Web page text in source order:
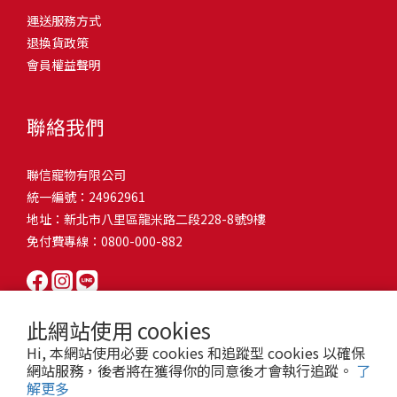
此網站使用 cookies
Hi, 本網站使用必要 cookies 和追蹤型 cookies 以確保
網站服務，後者將在獲得你的同意後才會執行追蹤。 了
解更多
和獨立能力。 幼犬訓練常見問題Q1: 幾個月大的幼犬最適合開始訓
練？A: 訓練可從幼犬到家首日開始（約8-10週大）。3-16週是社會
化黃金期，每次訓練控制在5-10分鐘內。Q2: 幼犬如廁訓練需要多久
屬啃咬玩具作替代品，發現不當啃咬時堅定說「不」，並引導至適
尿尿？A: 建立固定如廁時間表，成功時立即獎勵。限制活動範圍並
密切監督。意外發生時不責罵，使用專用除臭劑徹底清理。Q5: 幼犬
一直吠叫怎麼辦？A: 找出原因（尋求注意力、警戒、焦慮）。訓練
「安靜」指令，停止吠叫時獎勵。避免對吠叫作出反應，確保充分
向獎勵比懲罰更有效且健康。懲罰可能導致恐懼或攻擊行為，破壞
狗狗怎麼辦？A: 循序漸進社交化，從友善成犬開始。不強迫互動，
正面經驗後給予獎勵。考慮參加專業幼犬社交課程。Q8: 幼犬分離焦
慮要如何處理？A: 練習短暫分離，逐漸延長。離開和返家時保持低
調。提供能分散注意力的玩具，建立可預測的離家儀式。每隻幼犬
熱，水分流失快，腸道可能變得敏感，導致糞便變軟或拉稀。如果
換季時沒有適當調整環境，貓咪的腸胃就可能跟著「鬧脾氣」。冬
天注意保暖，提供暖墊、厚毯，避免冷風直吹。夏天補充水分，可
像是開冷氣又突然關掉，容易讓貓咪腸胃受影響。重點提醒：換季
時，記得關心貓咪的腸胃狀況，適當調整環境，幫助毛孩適應！ 貓
有血絲、異味特別重，那就要小心可能是 寄生蟲感染（如蛔蟲、鈎
蟲、球蟲）或腸胃炎、腸道疾病。這類情況會影響營養吸收，長期
下來甚至可能造成貓咪消瘦、免疫力下降。定期驅蟲（幼貓建議每
月一次，成貓每 3~6 個月一次）。觀察貓咪精神狀態，如果還伴隨
嘔吐、食慾下降，務必儘早就醫。重點提醒：如果貓咪拉肚子超過 2
天，或糞便異常，應立即帶去獸醫院檢查！ 貓咪拉肚子原因5. 情緒
壓力影響腸胃壓力不只影響人類，也會影響貓咪的腸胃！過度緊
張、焦慮、驚嚇（如煙火聲、大聲喧嘩），都可能讓貓咪拉肚子。
尤其是個性敏感的貓咪，對變化的適應力比較低，壓力一大，腸胃
就先「罷工」。減少壓力來源，盡量讓貓咪的作息固定。給貓咪陪
活中輕鬆改善看到滿屋子的貓毛是不是很抓狂？別擔心！其實只要
透過一些簡單的日常照護方式，就能有效減少貓咪掉毛情況。從梳
毛、洗澡到增加互動和營養調整，這些小撇步不僅能幫助貓咪維持
行動吧！ 預防貓掉毛方法1：勤勞梳毛養貓必備神器就是各種梳子
啦！勤勞梳毛是最直接有效的掉毛控制方法。定期梳理可以幫貓咪
髮打結和皮膚問題。建議週期：短毛貓每週梳1-2次，長毛貓則建議
2-3天梳一次。挑選合適的梳具也很重要，可以準備橡膠刷、鬃毛刷
或專用脫毛梳，依照毛質選擇。記得將梳毛變成愉快的日常儀式，
不僅能增加你們的互動時間，也讓貓咪享受被梳理的舒適感！預防
貓掉毛方法2：定期洗澡「貓咪會自己清潔，不需要洗澡」這個想法
其實不完全正確哦！適當的洗澡能幫助貓咪清除死毛和皮屑，減少
澡頻率不宜過高，一般室內貓咪1-3個月洗一次就足夠，過度洗澡反
而會造成皮膚乾燥。選擇專為貓咪設計的溫和洗毛精，洗後一定要
完全吹乾，避免濕毛造成皮膚問題。如果貓咪特別害怕洗澡，可以
的紙箱。建議一開始可以購買單價較低的入門款，觀察一下貓咪的
使用狀況，再考慮購買「豪宅」！ 項目費用用品貓碗$300貓窩
$500貓跳台$1,500貓砂盆$500貓抓板$300外出籠$1,000一次性養貓
咪是非常需要安全感的動物，可以準備一個專屬他的「寶座」，當
花費3：貓跳台貓咪雖然不需要外出進行放電，但在家中還是需要擺
放高度適合的貓跳台提供貓咪玩耍，貓跳台與貓窩相同，能給予貓
咪對於環境的安全感。一次性養貓用品相關花費4：貓砂盆貓咪排泄
用品，可選擇合適貓咪體型大小，不宜過小。一次性養貓用品相關
想，需要準備一個能夠讓牠們放肆磨爪的貓抓板。一次性養貓用品
時，外出籠就非常重要，平常也可以適度讓貓咪適應外出籠，避免
緊急情況時，貓咪過度抗拒。總結來說貓咪在健康及用品的一次性
費用大約落在 $ 7900~ $ 11600不等。雖說金額看起來不少，但以上
運送服務方式
退換貨政策
會員權益聲明
聯絡我們
聯信寵物有限公司
統一編號：24962961
地址：新北市八里區龍米路二段228-8號9樓
免付費專線：0800-000-882